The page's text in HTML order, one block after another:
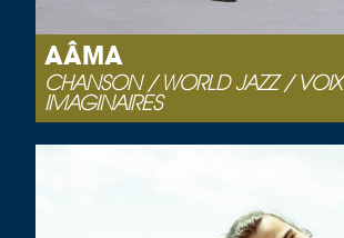
AÂMA
CHANSON / WORLD JAZZ / VOIX
IMAGINAIRES